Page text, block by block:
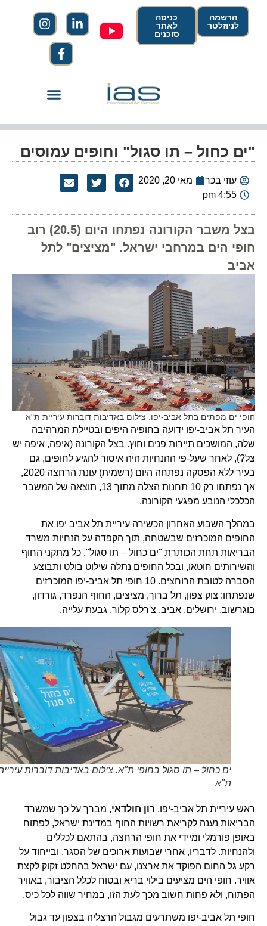
הרשמה
לניוזלטר
כניסה
לאתר
סוכנים
"ים כחול – תו סגול" וחופים עמוסים
עוזי בכר
מאי 20, 2020
4:55 pm
בצל משבר הקורונה נפתחו היום (20.5) רוב
חופי הים במרחבי ישראל. "מציצים" לתל
אביב
חופי ים מפתים בתל אביב-יפו. צילום באדיבות דוברות עיריית ת"א
העיר תל אביב-יפו ידועה בחופיה היפים ובטיילת המרהיבה
שלה, המושכים תיירות פנים וחוץ. בצל הקורונה (איפה, איפה יש
צל?), לאחר שעל-פי ההנחיות היה איסור להגיע לחופים, גם
בעיר ללא הפסקה נפתחה היום (רשמית) עונת הרחצה 2020,
אך נפתחו רק 10 תחנות הצלה מתוך 13, תוצאה של המשבר
הכלכלי הנובע מפגעי הקורונה.
במהלך השבוע האחרון הכשירה עיריית תל אביב יפו את
החופים המוכרזים שבשטחה, תוך הקפדה על הנחיות משרד
הבריאות תחת הכותרת "ים כחול – תו סגול". כל מתקני החוף
והשירותים חוטאו, ובכל החופים נתלה שילוט בולט ותבוצע
הסברה לטובת הרוחצים. 10 חופי תל אביב-יפו המוכרזים
שנפתחו: צוק צפון, תל ברוך, מציצים, החוף הנפרד, גורדון,
בוגרשוב, ירושלים, אביב, צ'רלס קלור, גבעת עלייה.
ים כחול – תו סגול בחופי ת"א. צילום באדיבות דוברות עיריית
ת"א
ראש עיריית תל אביב-יפו,רון חולדאי,מברך על כך שמשרד
הבריאות נענה לקריאת רשויות החוף במדינת ישראל, לפתוח
באופן פורמלי ומיידי את חופי הרחצה, בהתאם לכללים
ולהנחיות. לדבריו, אחרי שבועות ארוכים של הסגר, ובייחוד על
רקע גל החום הפוקד את ארצנו, עם ישראל בהחלט זקוק לקצת
אוויר. חופי הים מציעים בילוי בריא ובטוח לכלל הציבור, באוויר
הפתוח, ולא פחות חשוב מכך לעת הזו, במחיר שווה לכל כיס.
חופי תל אביב-יפו משתרעים מגבול הרצליה בצפון עד גבול